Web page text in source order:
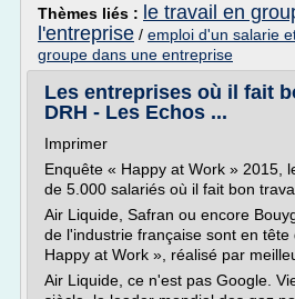
Thèmes liés : le travail en
l'entreprise / emploi d'un salarie
groupe dans une entreprise
Les entreprises où il fait
DRH - Les Echos ...
Imprimer
Enquête « Happy at Work » 2015,
de 5.000 salariés où il fait bon
Air Liquide, Safran ou encore
de l'industrie française sont en tête
Happy at Work », réalisé par
Air Liquide, ce n'est pas Google.